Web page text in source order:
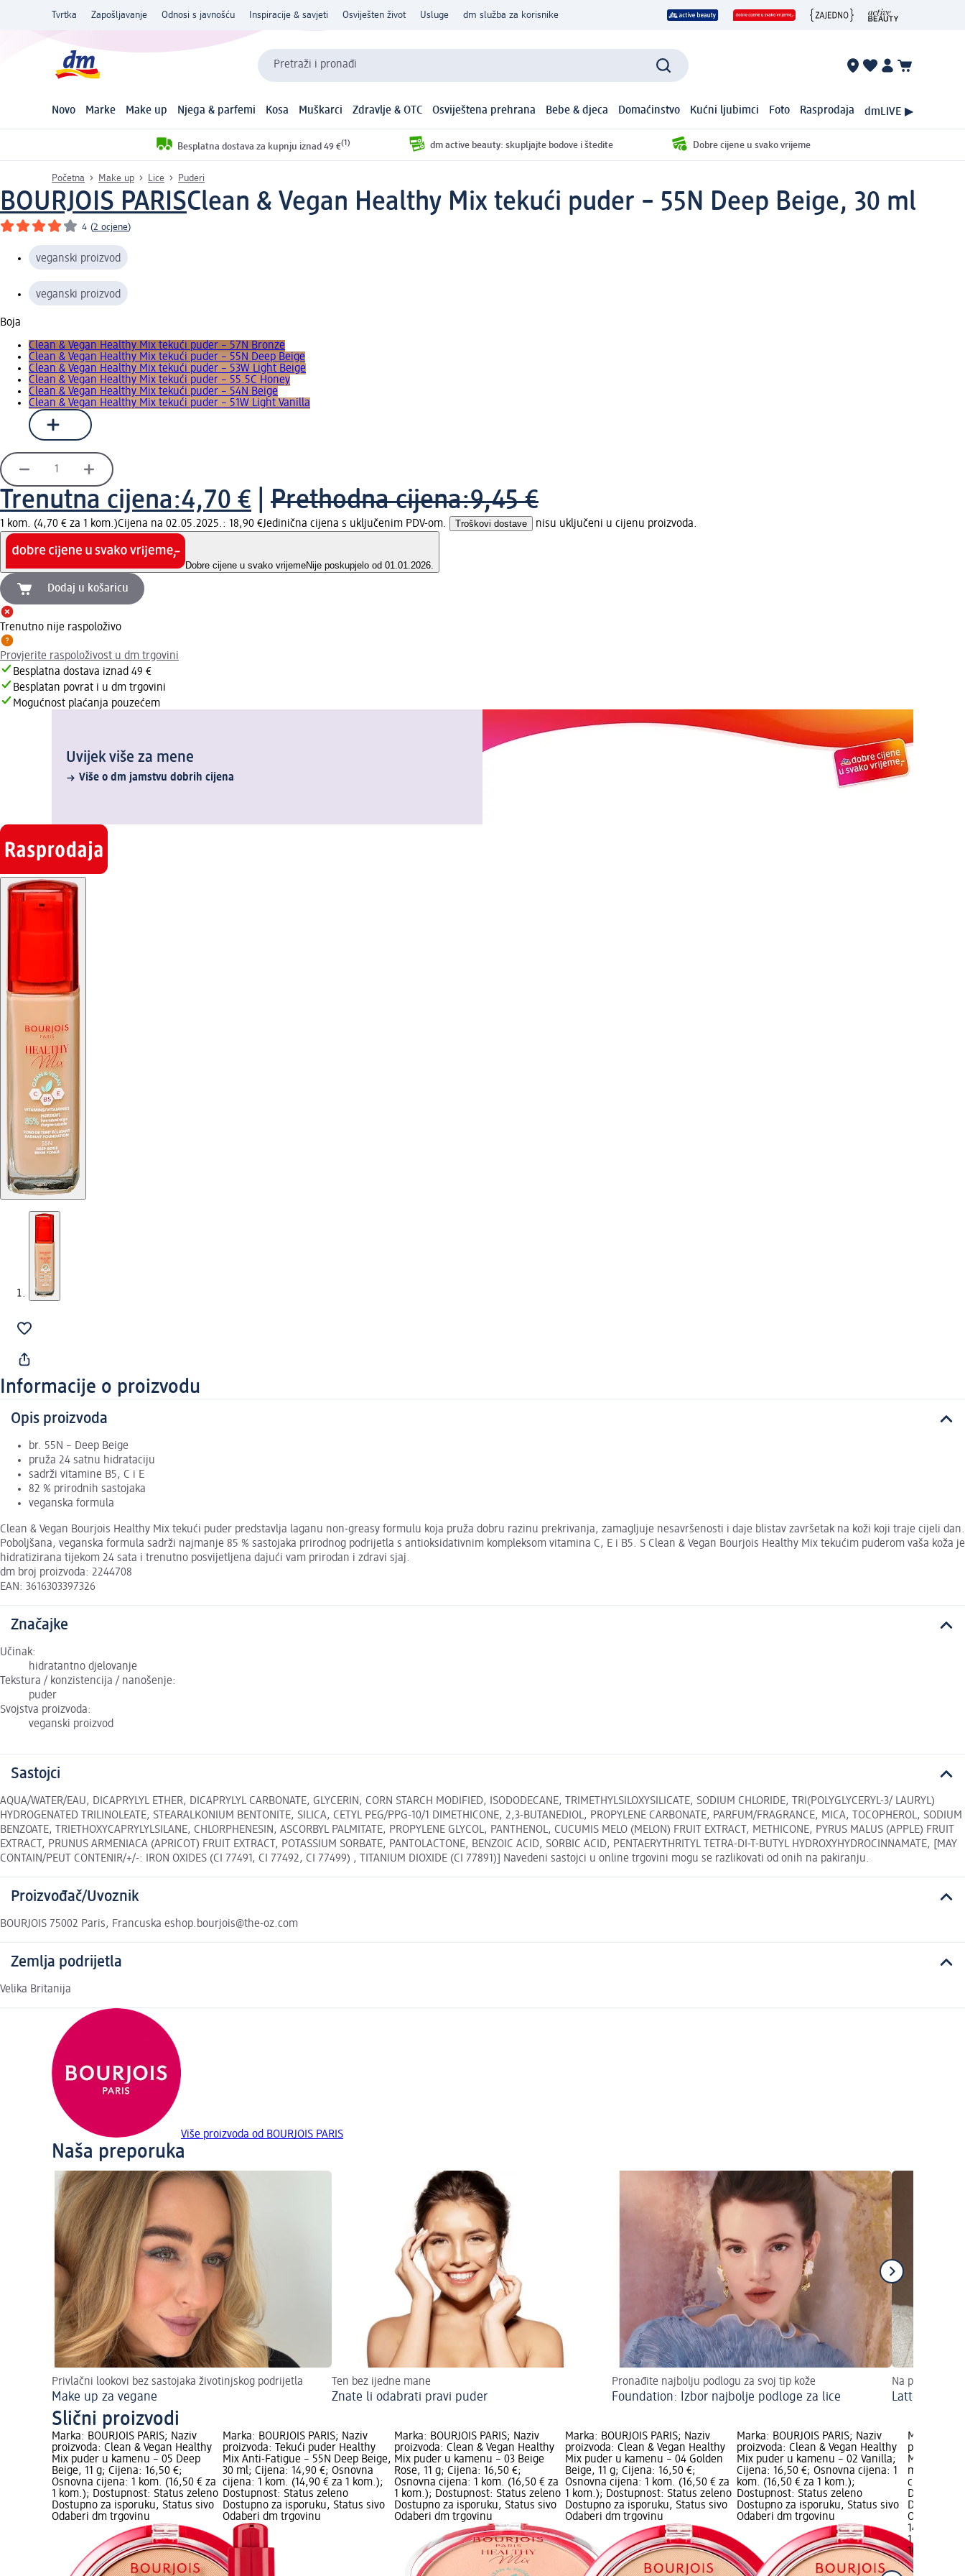
Tvrtka Zapošljavanje Odnosi s javnošću Inspiracije & savjeti Osviješten život Usluge dm služba za korisnike
Pretraži i pronađi
Novo Marke Make up Njega & parfemi Kosa Muškarci Zdravlje & OTC Osviještena prehrana Bebe & djeca Domaćinstvo Kućni ljubimci Foto Rasprodaja dmLIVE ▶
Besplatna dostava za kupnju iznad 49 €(1) dm active beauty: skupljajte bodove i štedite Dobre cijene u svako vrijeme
Početna Make up Lice Puderi
BOURJOIS PARISClean & Vegan Healthy Mix tekući puder – 55N Deep Beige, 30 ml
4 (2 ocjene)
veganski proizvod
veganski proizvod
Boja
Clean & Vegan Healthy Mix tekući puder – 57N Bronze
Clean & Vegan Healthy Mix tekući puder – 55N Deep Beige
Clean & Vegan Healthy Mix tekući puder – 53W Light Beige
Clean & Vegan Healthy Mix tekući puder – 55.5C Honey
Clean & Vegan Healthy Mix tekući puder – 54N Beige
Clean & Vegan Healthy Mix tekući puder – 51W Light Vanilla
Trenutna cijena:4,70 € Prethodna cijena:9,45 €
1 kom. (4,70 € za 1 kom.)Cijena na 02.05.2025.: 18,90 €Jedinična cijena s uključenim PDV-om. Troškovi dostave nisu uključeni u cijenu proizvoda.
Dobre cijene u svako vrijemeNije poskupjelo od 01.01.2026.
Dodaj u košaricu
Trenutno nije raspoloživo
Provjerite raspoloživost u dm trgovini
Besplatna dostava iznad 49 €
Besplatan povrat i u dm trgovini
Mogućnost plaćanja pouzećem
Uvijek više za mene
Više o dm jamstvu dobrih cijena
Informacije o proizvodu
Opis proizvoda
br. 55N – Deep Beige
pruža 24 satnu hidrataciju
sadrži vitamine B5, C i E
82 % prirodnih sastojaka
veganska formula
Clean & Vegan Bourjois Healthy Mix tekući puder predstavlja laganu non-greasy formulu koja pruža dobru razinu prekrivanja, zamagljuje nesavršenosti i daje blistav završetak na koži koji traje cijeli dan.
Poboljšana, veganska formula sadrži najmanje 85 % sastojaka prirodnog podrijetla s antioksidativnim kompleksom vitamina C, E i B5. S Clean & Vegan Bourjois Healthy Mix tekućim puderom vaša koža je
hidratizirana tijekom 24 sata i trenutno posvijetljena dajući vam prirodan i zdravi sjaj.
dm broj proizvoda: 2244708
EAN: 3616303397326
Značajke
Učinak:
hidratantno djelovanje
Tekstura / konzistencija / nanošenje:
puder
Svojstva proizvoda:
veganski proizvod
Sastojci
AQUA/WATER/EAU, DICAPRYLYL ETHER, DICAPRYLYL CARBONATE, GLYCERIN, CORN STARCH MODIFIED, ISODODECANE, TRIMETHYL­SILOXYSILICATE, SODIUM CHLORIDE, TRI(POLYGLYCERYL-3/ LAURYL)
HYDROGENATED TRILINOLEATE, STEARALKONIUM BEN­TONITE, SILICA, CETYL PEG/PPG-10/1 DIMETHICONE, 2,3-BU­TANEDIOL, PROPYLENE CARBONATE, PARFUM/FRAGRANCE, MICA, TOCOPHEROL, SODIUM
BENZOATE, TRIETHOXYCAPRYLYL­SILANE, CHLORPHENESIN, ASCORBYL PALMITATE, PROPYLENE GLYCOL, PANTHENOL, CUCUMIS MELO (MELON) FRUIT EXTRACT, METHICONE, PYRUS MALUS (APPLE) FRUIT
EXTRACT, PRUNUS ARMENIACA (APRICOT) FRUIT EXTRACT, POTASSIUM SORBATE, PANTOLACTONE, BENZOIC ACID, SORBIC ACID, PENTAERYTHRI­TYL TETRA-DI-T-BUTYL HYDROXYHYDROCINNAMATE, [MAY
CON­TAIN/PEUT CONTENIR/+/-: IRON OXIDES (CI 77491, CI 77492, CI 77499) , TITANIUM DIOXIDE (CI 77891)] Navedeni sastojci u online trgovini mogu se razlikovati od onih na pakiranju.
Proizvođač/Uvoznik
BOURJOIS 75002 Paris, Francuska eshop.bourjois@the-oz.com
Zemlja podrijetla
Velika Britanija
Više proizvoda od BOURJOIS PARIS
Naša preporuka
Privlačni lookovi bez sastojaka životinjskog podrijetla
Make up za vegane
Ten bez ijedne mane
Znate li odabrati pravi puder
Pronađite najbolju podlogu za svoj tip kože
Foundation: Izbor najbolje podloge za lice
Na prirodno
Latte make
Slični proizvodi
Marka: BOURJOIS PARIS; Naziv
proizvoda: Clean & Vegan Healthy
Mix puder u kamenu – 05 Deep
Beige, 11 g; Cijena: 16,50 €;
Osnovna cijena: 1 kom. (16,50 € za
1 kom.); Dostupnost: Status zeleno
Dostupno za isporuku, Status sivo
Odaberi dm trgovinu
Marka: BOURJOIS PARIS; Naziv
proizvoda: Tekući puder Healthy
Mix Anti-Fatigue – 55N Deep Beige,
30 ml; Cijena: 14,90 €; Osnovna
cijena: 1 kom. (14,90 € za 1 kom.);
Dostupnost: Status zeleno
Dostupno za isporuku, Status sivo
Odaberi dm trgovinu
Marka: BOURJOIS PARIS; Naziv
proizvoda: Clean & Vegan Healthy
Mix puder u kamenu – 03 Beige
Rose, 11 g; Cijena: 16,50 €;
Osnovna cijena: 1 kom. (16,50 € za
1 kom.); Dostupnost: Status zeleno
Dostupno za isporuku, Status sivo
Odaberi dm trgovinu
Marka: BOURJOIS PARIS; Naziv
proizvoda: Clean & Vegan Healthy
Mix puder u kamenu – 04 Golden
Beige, 11 g; Cijena: 16,50 €;
Osnovna cijena: 1 kom. (16,50 € za
1 kom.); Dostupnost: Status zeleno
Dostupno za isporuku, Status sivo
Odaberi dm trgovinu
Marka: BOURJOIS PARIS; Naziv
proizvoda: Clean & Vegan Healthy
Mix puder u kamenu – 02 Vanilla;
Cijena: 16,50 €; Osnovna cijena: 1
kom. (16,50 € za 1 kom.);
Dostupnost: Status zeleno
Dostupno za isporuku, Status sivo
Odaberi dm trgovinu
Marka:
proizvoda:
Mix Anti-
ml; Cijena:
cijena: 1
Dostupno
Odaberi
14,90 €
1 kom.